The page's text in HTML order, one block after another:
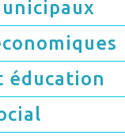
éducation